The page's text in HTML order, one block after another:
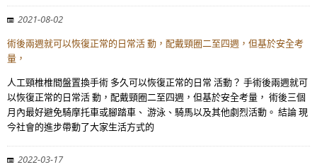
2021-08-02
術後兩週就可以恢復正常的日常活 動，配戴頸圈二至四週，但基於安全考
量，
人工頸椎椎間盤置換手術 多久可以恢復正常的日常 活動？ 手術後兩週就可
以恢復正常的日常活 動，配戴頸圈二至四週，但基於安全考量， 術後三個
月內最好避免騎摩托車或腳踏車、 游泳、騎馬以及其他劇烈活動。 結論 現
今社會的進步帶動了大家生活方式的
2022-03-17